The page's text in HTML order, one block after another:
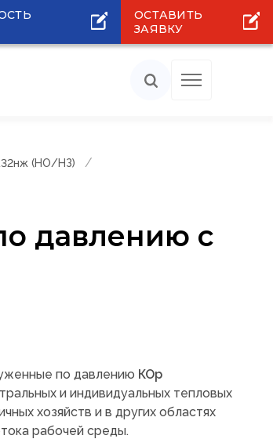
ОСТАВИТЬ
ЗАЯВКУ
(НО/НЗ)
давлению с
по давлению КОр
и индивидуальных тепловых
хозяйств и в других областях
рабочей среды.